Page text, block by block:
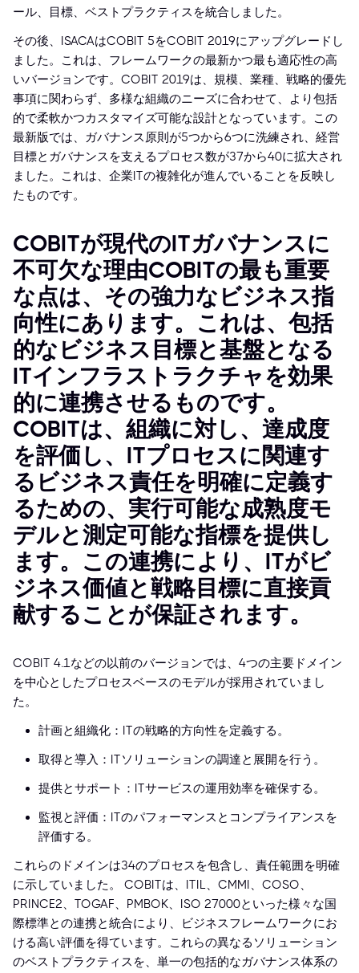
ール、目標、ベストプラクティスを統合しました。
その後、ISACAはCOBIT 5をCOBIT 2019にアップグレードし
ました。これは、フレームワークの最新かつ最も適応性の高
いバージョンです。COBIT 2019は、規模、業種、戦略的優先
事項に関わらず、多様な組織のニーズに合わせて、より包括
的で柔軟かつカスタマイズ可能な設計となっています。この
最新版では、ガバナンス原則が5つから6つに洗練され、経営
目標とガバナンスを支えるプロセス数が37から40に拡大され
ました。これは、企業ITの複雑化が進んでいることを反映し
たものです。
COBITが現代のITガバナンスに
不可欠な理由COBITの最も重要
な点は、その強力なビジネス指
向性にあります。これは、包括
的なビジネス目標と基盤となる
ITインフラストラクチャを効果
的に連携させるものです。
COBITは、組織に対し、達成度
を評価し、ITプロセスに関連す
るビジネス責任を明確に定義す
るための、実行可能な成熟度モ
デルと測定可能な指標を提供し
ます。この連携により、ITがビ
ジネス価値と戦略目標に直接貢
献することが保証されます。
COBIT 4.1などの以前のバージョンでは、4つの主要ドメイン
を中心としたプロセスベースのモデルが採用されていまし
た。
計画と組織化：ITの戦略的方向性を定義する。
取得と導入：ITソリューションの調達と展開を行う。
提供とサポート：ITサービスの運用効率を確保する。
監視と評価：ITのパフォーマンスとコンプライアンスを
評価する。
これらのドメインは34のプロセスを包含し、責任範囲を明確
に示していました。 COBITは、ITIL、CMMI、COSO、
PRINCE2、TOGAF、PMBOK、ISO 27000といった様々な国
際標準との連携と統合により、ビジネスフレームワークにお
ける高い評価を得ています。これらの異なるソリューション
のベストプラクティスを、単一の包括的なガバナンス体系の